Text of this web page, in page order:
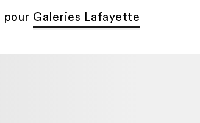
pour Galeries Lafayette